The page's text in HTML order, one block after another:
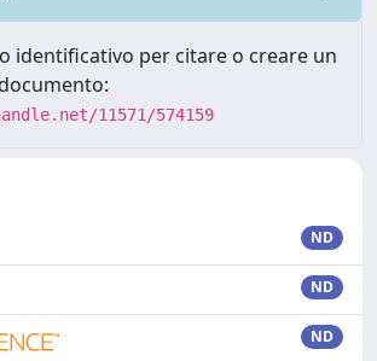
identificativo per citare o creare un
11571/574159
ND
ND
ND